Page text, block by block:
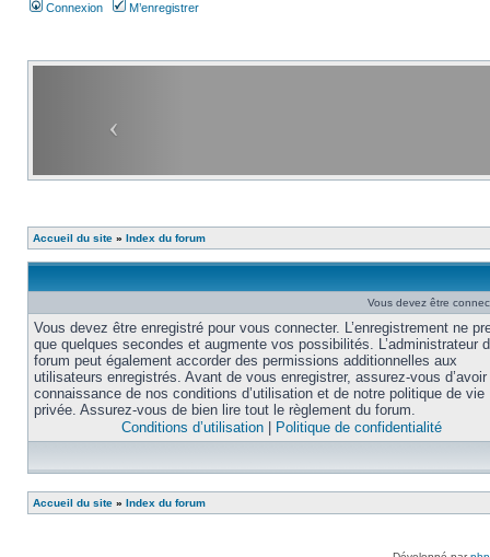
Connexion M’enregistrer
Accueil du site » Index du forum
Vous devez être
Vous devez être enregistré pour vous connecter. L’enregistrement ne
que quelques secondes et augmente vos possibilités. L’administrateur
forum peut également accorder des permissions additionnelles aux
utilisateurs enregistrés. Avant de vous enregistrer, assurez-vous
connaissance de nos conditions d’utilisation et de notre politique de vie
privée. Assurez-vous de bien lire tout le règlement du forum.
Conditions d’utilisation
Politique de confidentialité
Accueil du site » Index du forum